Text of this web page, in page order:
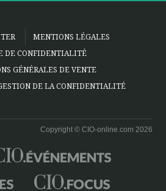
MENTIONS LÉGALES
DE CONFIDENTIALITÉ
GÉNÉRALES DE VENTE
DE LA CONFIDENTIALITÉ
Copyright © CIO-online.com 2026